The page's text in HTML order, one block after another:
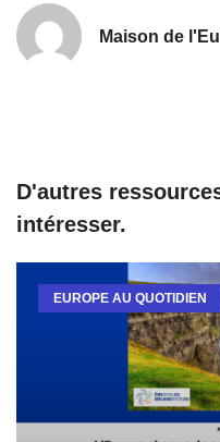
Maison de
D'autres
intéresser.
EUROPE AU QUOTIDIEN